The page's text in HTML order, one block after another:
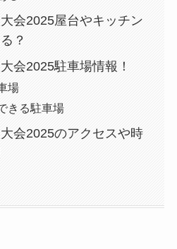
会2025屋台やキッチン
？
会2025駐車場情報！
場
きる駐車場
会2025のアクセスや時